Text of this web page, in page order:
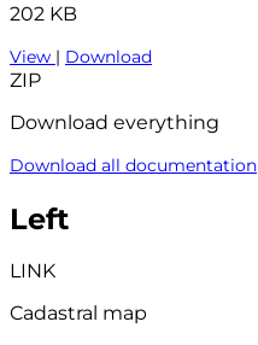
202 KB
View | Download
ZIP
Download everything
Download all documentation
Left
LINK
Cadastral map